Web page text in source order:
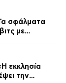
σφάλματα
με
Μουντιάλ
εκκλησία
την